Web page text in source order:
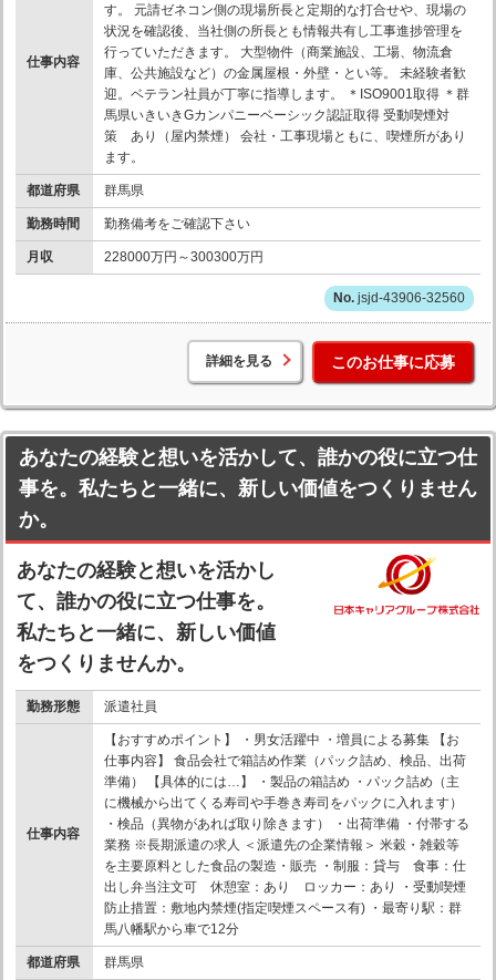
仕事内容
す。 元請ゼネコン側の現場所長と定期的な打合せや、現場の
状況を確認後、当社側の所長とも情報共有し工事進捗管理を
行っていただきます。 大型物件（商業施設、工場、物流倉
庫、公共施設など）の金属屋根・外壁・とい等。 未経験者歓
迎。ベテラン社員が丁寧に指導します。 ＊ISO9001取得 ＊群
馬県いきいきGカンパニーベーシック認証取得 受動喫煙対
策 あり（屋内禁煙） 会社・工事現場ともに、喫煙所があり
ます。
都道府県 群馬県
勤務時間 勤務備考をご確認下さい
月収 228000万円～300300万円
jsjd-43906-32560
詳細を見る このお仕事に応募
あなたの経験と想いを活かして、誰かの役に立つ仕
事を。私たちと一緒に、新しい価値をつくりません
か。
あなたの経験と想いを活かし
て、誰かの役に立つ仕事を。
私たちと一緒に、新しい価値
をつくりませんか。
勤務形態 派遣社員
仕事内容
【おすすめポイント】 ・男女活躍中 ・増員による募集 【お
仕事内容】 食品会社で箱詰め作業（パック詰め、検品、出荷
準備） 【具体的には…】 ・製品の箱詰め ・パック詰め（主
に機械から出てくる寿司や手巻き寿司をパックに入れます）
・検品（異物があれば取り除きます） ・出荷準備 ・付帯する
業務 ※長期派遣の求人 ＜派遣先の企業情報＞ 米穀・雑穀等
を主要原料とした食品の製造・販売 ・制服：貸与 食事：仕
出し弁当注文可 休憩室：あり ロッカー：あり ・受動喫煙
防止措置：敷地内禁煙(指定喫煙スペース有) ・最寄り駅：群
馬八幡駅から車で12分
都道府県 群馬県